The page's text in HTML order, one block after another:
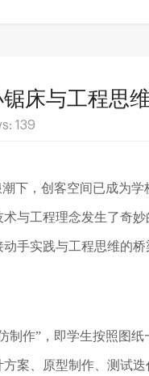
床与工程思
139
下，创客空间已成为
与工程理念发生了奇
手实践与工程思维的桥
制作”，即学生按照图
案、原型制作、测试迭